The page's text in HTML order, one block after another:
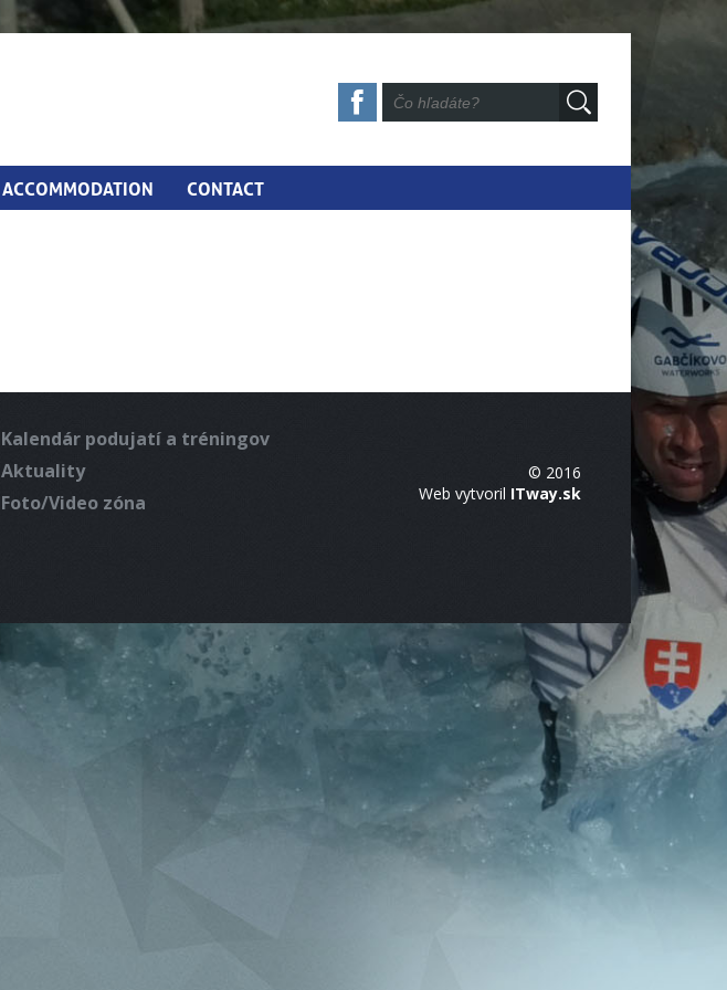
ACCOMMODATION CONTACT
Kalendár podujatí a tréningov
Aktuality
Foto/Video zóna
© 2016
Web vytvoril ITway.sk